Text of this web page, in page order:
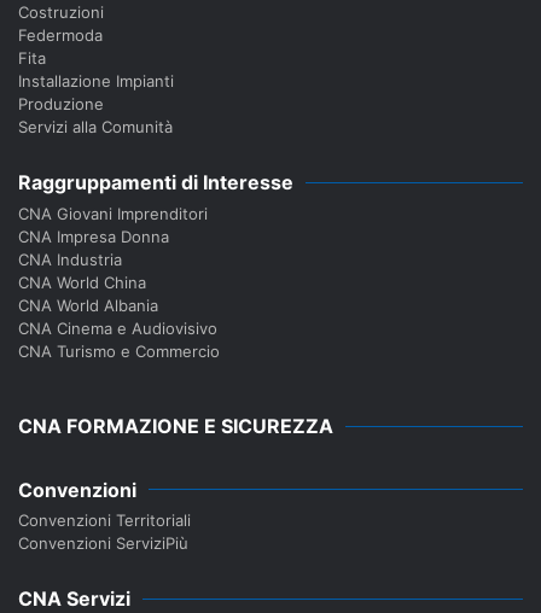
Costruzioni
Federmoda
Fita
Installazione Impianti
Produzione
Servizi alla Comunità
Raggruppamenti di Interesse
CNA Giovani Imprenditori
CNA Impresa Donna
CNA Industria
CNA World China
CNA World Albania
CNA Cinema e Audiovisivo
CNA Turismo e Commercio
CNA FORMAZIONE E SICUREZZA
Convenzioni
Convenzioni Territoriali
Convenzioni ServiziPiù
CNA Servizi